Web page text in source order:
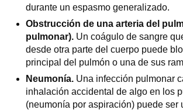
durante un espasmo generalizado.
Obstrucción de una arteria del
pulmonar). Un coágulo de sangre
desde otra parte del cuerpo puede
principal del pulmón o una de sus
Neumonía. Una infección pulmonar
inhalación accidental de algo en los
(neumonía por aspiración) puede ser